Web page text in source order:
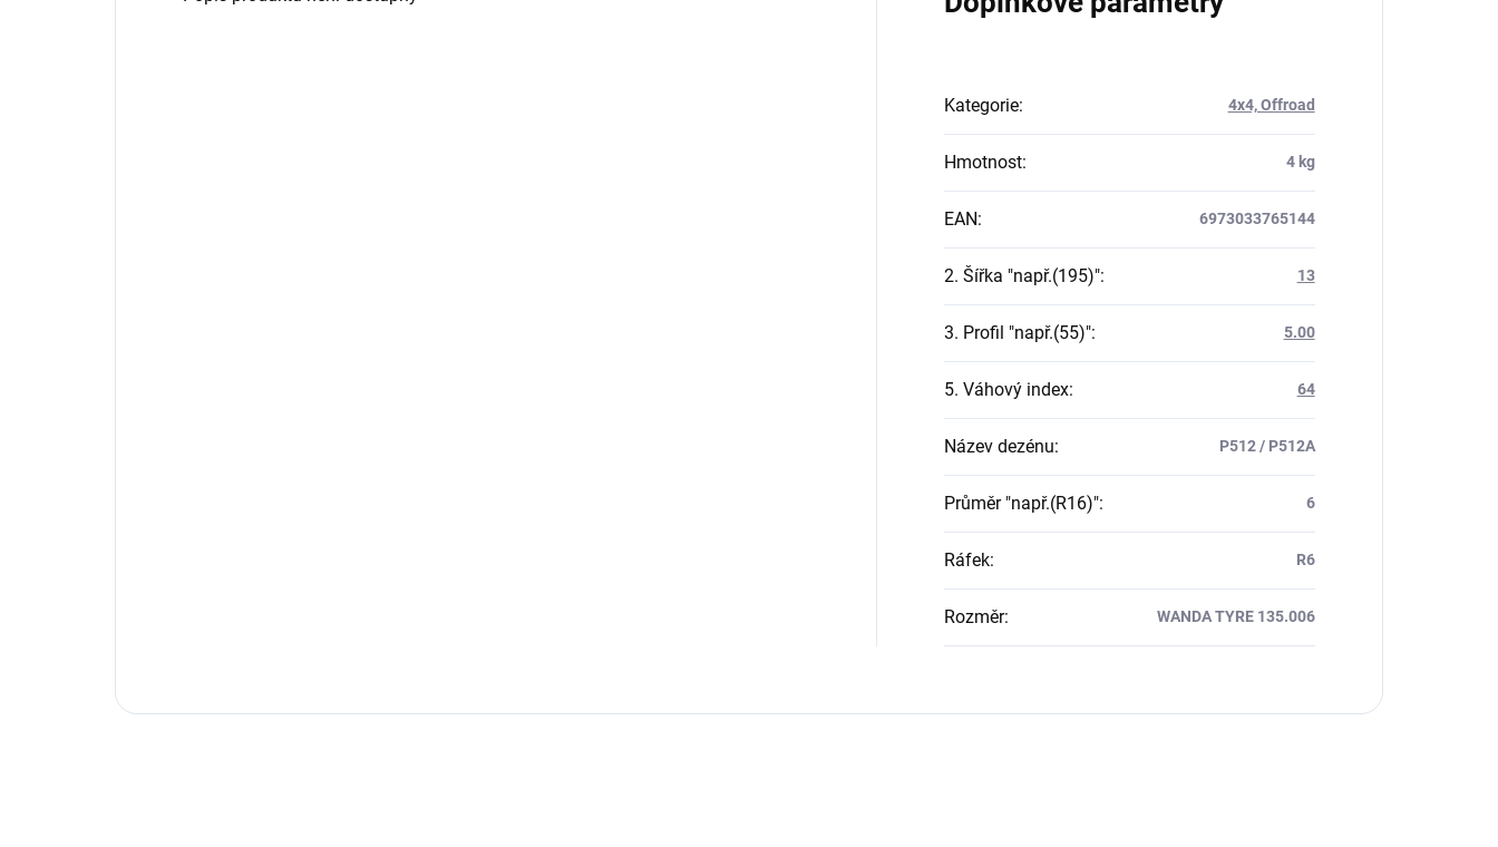
Kategorie: 4x4, Offroad
Hmotnost: 4 kg
EAN: 6973033765144
2. Šířka "např.(195)": 13
3. Profil "např.(55)": 5.00
5. Váhový index: 64
Název dezénu: P512 / P512A
Průměr "např.(R16)": 6
Ráfek: R6
Rozměr: WANDA TYRE 135.006